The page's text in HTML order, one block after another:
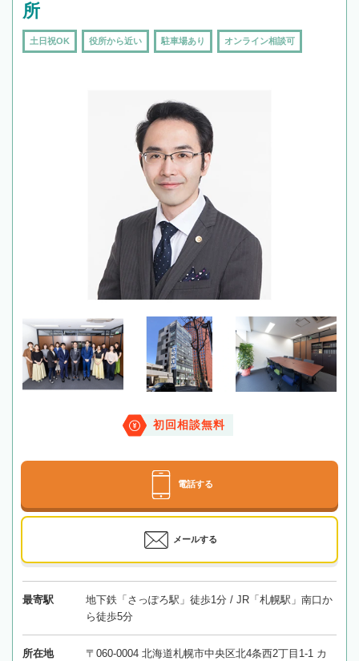
所
土日祝OK 役所から近い 駐車場あり オンライン相談可
初回相談無料
電話する
メールする
最寄駅
地下鉄「さっぽろ駅」徒歩1分 / JR「札幌駅」南口か
ら徒歩5分
所在地
〒060-0004 北海道札幌市中央区北4条西2丁目1-1 カ